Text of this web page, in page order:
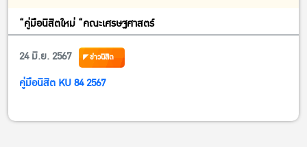
“คู่มือนิสิตใหม่ “คณะเศรษฐศาสตร์
24 มิ.ย. 2567
ข่าวนิสิต
คู่มือนิสิต KU 84 2567